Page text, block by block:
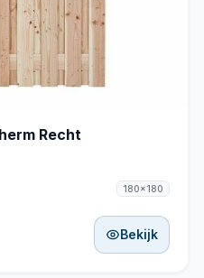
Recht
180x180
Bekijk